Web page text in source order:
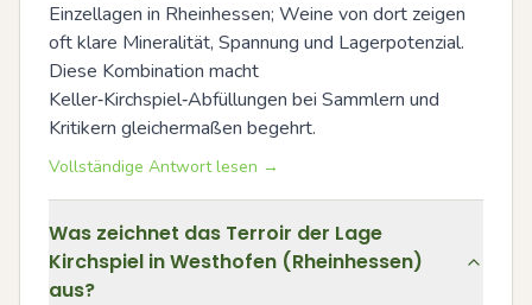
Einzellagen in Rheinhessen; Weine von dort zeigen
oft klare Mineralität, Spannung und Lagerpotenzial.
Diese Kombination macht
Keller‑Kirchspiel‑Abfüllungen bei Sammlern und
Kritikern gleichermaßen begehrt.
Vollständige Antwort lesen →
Was zeichnet das Terroir der Lage
Kirchspiel in Westhofen (Rheinhessen)
aus?